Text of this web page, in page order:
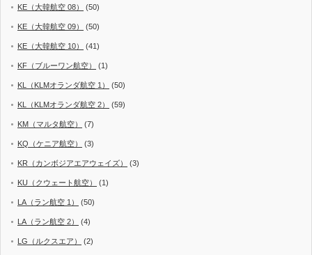
KE（大韓航空 08） (50)
KE（大韓航空 09） (50)
KE（大韓航空 10） (41)
KF（ブルーワン航空） (1)
KL（KLMオランダ航空 1） (50)
KL（KLMオランダ航空 2） (59)
KM（マルタ航空） (7)
KQ（ケニア航空） (3)
KR（カンボジアエアウェイズ） (3)
KU（クウェート航空） (1)
LA（ラン航空 1） (50)
LA（ラン航空 2） (4)
LG（ルクスエア） (2)